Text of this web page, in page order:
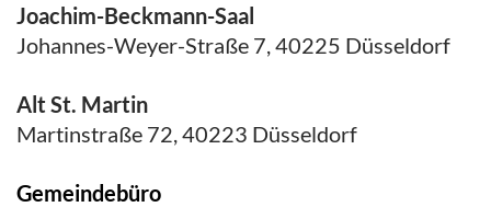
Joachim-Beckmann-Saal
Johannes-Weyer-Straße 7, 40225 Düsseldorf
Alt St. Martin
Martinstraße 72, 40223 Düsseldorf
Gemeindebüro